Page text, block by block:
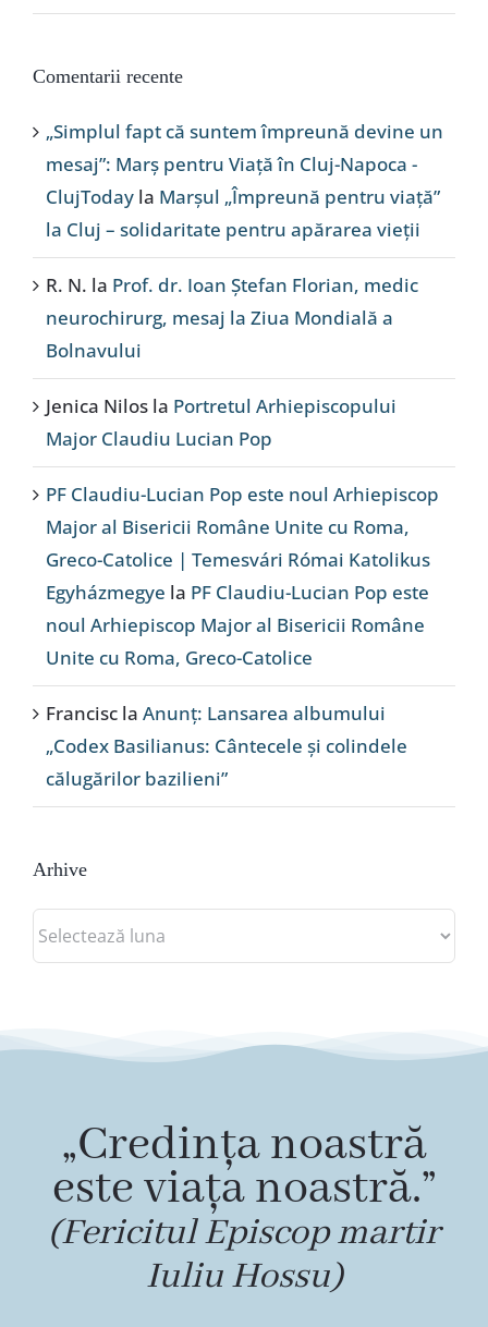
Comentarii recente
„Simplul fapt că suntem împreună devine un
mesaj”: Marș pentru Viață în Cluj-Napoca -
ClujToday la Marșul „Împreună pentru viață”
la Cluj – solidaritate pentru apărarea vieții
R. N. la Prof. dr. Ioan Ștefan Florian, medic
neurochirurg, mesaj la Ziua Mondială a
Bolnavului
Jenica Nilos la Portretul Arhiepiscopului
Major Claudiu Lucian Pop
PF Claudiu-Lucian Pop este noul Arhiepiscop
Major al Bisericii Române Unite cu Roma,
Greco-Catolice | Temesvári Római Katolikus
Egyházmegye la PF Claudiu-Lucian Pop este
noul Arhiepiscop Major al Bisericii Române
Unite cu Roma, Greco-Catolice
Francisc la Anunț: Lansarea albumului
„Codex Basilianus: Cântecele și colindele
călugărilor bazilieni”
Arhive
Arhive
„Credința noastră
este viața noastră.”
(Fericitul Episcop martir
Iuliu Hossu)